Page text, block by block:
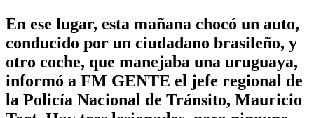
En ese lugar, esta mañana chocó un auto,
conducido por un ciudadano brasileño, y
otro coche, que manejaba una uruguaya,
informó a FM GENTE el jefe regional de
la Policía Nacional de Tránsito, Mauricio